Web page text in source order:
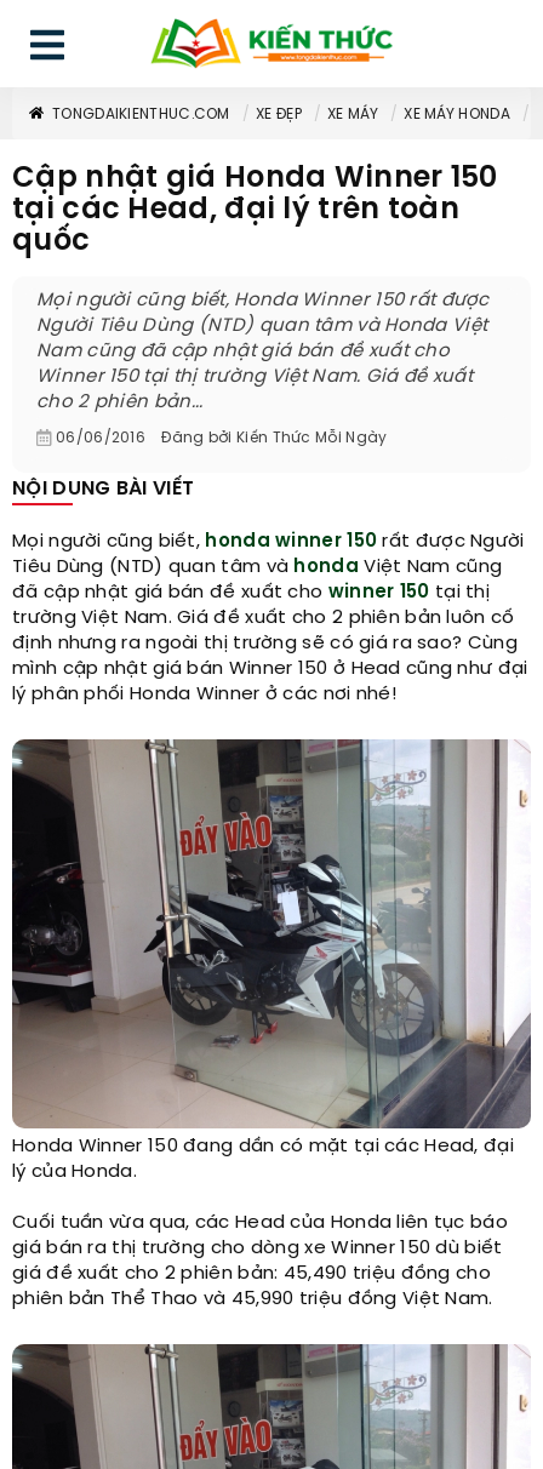
TONGDAIKIENTHUC.COM XE ĐẸP XE MÁY XE MÁY HONDA
Cập nhật giá Honda Winner 150
tại các Head, đại lý trên toàn
quốc
Mọi người cũng biết, Honda Winner 150 rất được
Người Tiêu Dùng (NTD) quan tâm và Honda Việt
Nam cũng đã cập nhật giá bán đề xuất cho
Winner 150 tại thị trường Việt Nam. Giá đề xuất
cho 2 phiên bản...
06/06/2016 Đăng bởi Kiến Thức Mỗi Ngày
NỘI DUNG BÀI VIẾT
Mọi người cũng biết, honda winner 150 rất được Người
Tiêu Dùng (NTD) quan tâm và honda Việt Nam cũng
đã cập nhật giá bán đề xuất cho winner 150 tại thị
trường Việt Nam. Giá đề xuất cho 2 phiên bản luôn cố
định nhưng ra ngoài thị trường sẽ có giá ra sao? Cùng
mình cập nhật giá bán Winner 150 ở Head cũng như đại
lý phân phối Honda Winner ở các nơi nhé!
Honda Winner 150 đang dần có mặt tại các Head, đại
lý của Honda.​
Cuối tuần vừa qua, các Head của Honda liên tục báo
giá bán ra thị trường cho dòng xe Winner 150 dù biết
giá đề xuất cho 2 phiên bản: 45,490 triệu đồng cho
phiên bản Thể Thao và 45,990 triệu đồng Việt Nam.